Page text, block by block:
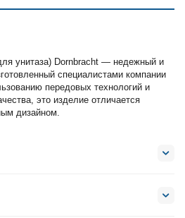
унитаза) Dornbracht — недежный и
специалистами компании
передовых технологий и
это изделие отличается
дизайном.